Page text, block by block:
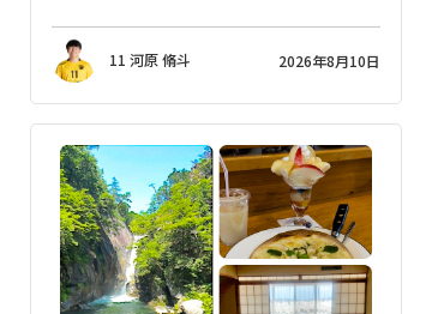
11 河原 脩斗 2026年8月10日